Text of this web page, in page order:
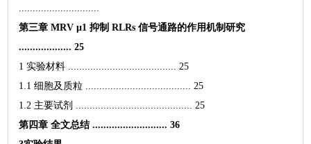
第三章 MRV μ1 抑制 RLRs 信号通路的作用机制研究
................... 25
1 实验材料 ....................................... 25
1.1 细胞及质粒 ...................................... 25
1.2 主要试剂 .......................................... 25
第四章 全文总结 ........................... 36